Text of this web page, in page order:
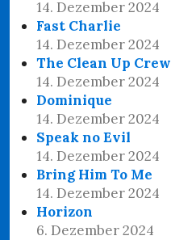
14. Dezember 2024
Fast Charlie
14. Dezember 2024
The Clean Up Crew
14. Dezember 2024
Dominique
14. Dezember 2024
Speak no Evil
14. Dezember 2024
Bring Him To Me
14. Dezember 2024
Horizon
6. Dezember 2024